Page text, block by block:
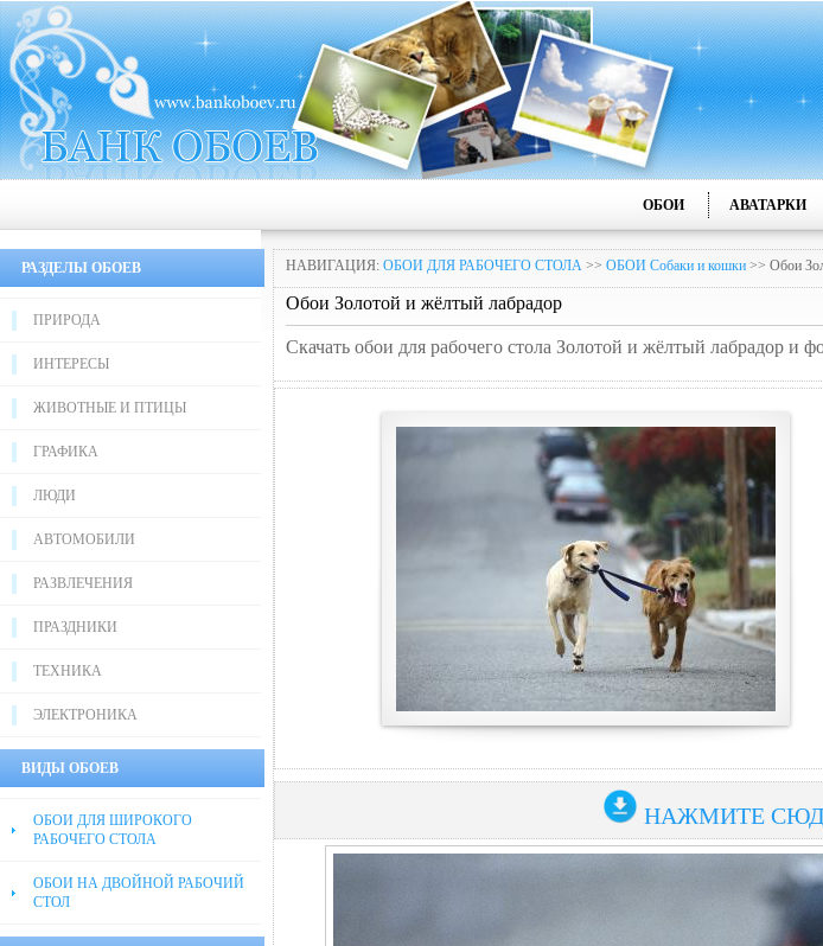
ОБОИ АВАТАРКИ
РАЗДЕЛЫ ОБОЕВ
ПРИРОДА
ИНТЕРЕСЫ
ЖИВОТНЫЕ И ПТИЦЫ
ГРАФИКА
ЛЮДИ
АВТОМОБИЛИ
РАЗВЛЕЧЕНИЯ
ПРАЗДНИКИ
ТЕХНИКА
ЭЛЕКТРОНИКА
ВИДЫ ОБОЕВ
ОБОИ ДЛЯ ШИРОКОГО
РАБОЧЕГО СТОЛА
ОБОИ НА ДВОЙНОЙ РАБОЧИЙ
СТОЛ
НАВИГАЦИЯ: ОБОИ ДЛЯ РАБОЧЕГО СТОЛА >> ОБОИ Собаки и кошки >> Обои
Обои Золотой и жёлтый лабрадор
Скачать обои для рабочего стола Золотой и жёлтый лабрадор и
НАЖМИТЕ